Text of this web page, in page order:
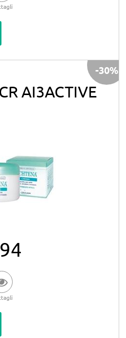
AI3ACTIVE
-30%